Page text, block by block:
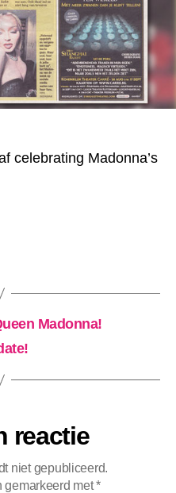
celebrating Madonna’s
Madonna!
reactie
niet gepubliceerd.
gemarkeerd met*